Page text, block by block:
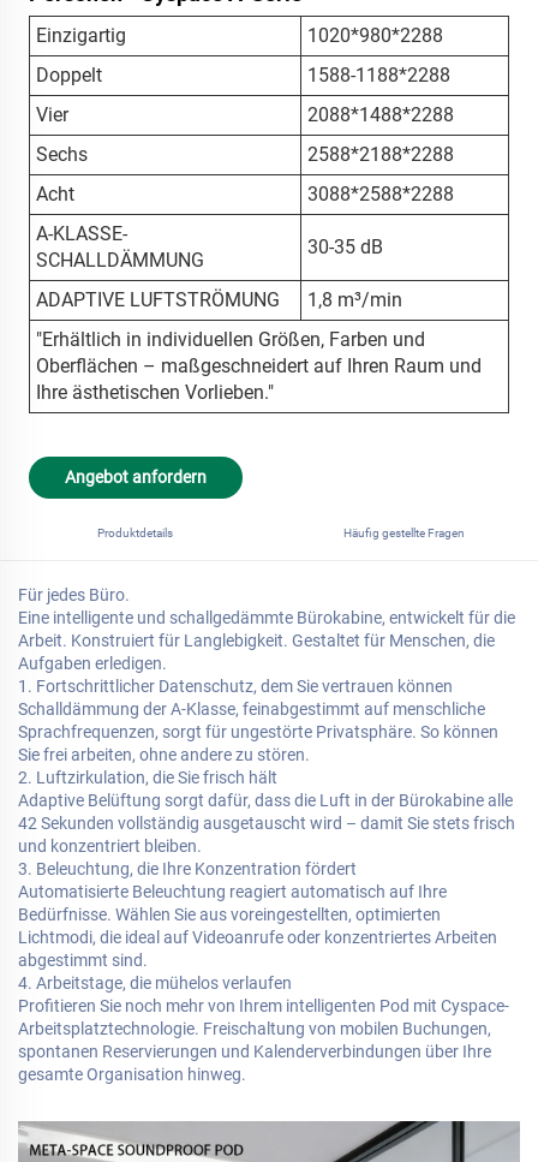
Einzigartig
1020*980*2288
Doppelt
1588-1188*2288
Vier
2088*1488*2288
Sechs
2588*2188*2288
Acht
3088*2588*2288
A-KLASSE-
SCHALLDÄMMUNG
30-35 dB
ADAPTIVE LUFTSTRÖMUNG
1,8 m³/min
"Erhältlich in individuellen Größen, Farben und
Oberflächen – maßgeschneidert auf Ihren Raum und
Ihre ästhetischen Vorlieben."
Angebot anfordern
Produktdetails Häufig gestellte Fragen
Für jedes Büro.
Eine intelligente und schallgedämmte Bürokabine, entwickelt für die
Arbeit. Konstruiert für Langlebigkeit. Gestaltet für Menschen, die
Aufgaben erledigen.
1. Fortschrittlicher Datenschutz, dem Sie vertrauen können
Schalldämmung der A-Klasse, feinabgestimmt auf menschliche
Sprachfrequenzen, sorgt für ungestörte Privatsphäre. So können
Sie frei arbeiten, ohne andere zu stören.
2. Luftzirkulation, die Sie frisch hält
Adaptive Belüftung sorgt dafür, dass die Luft in der Bürokabine alle
42 Sekunden vollständig ausgetauscht wird – damit Sie stets frisch
und konzentriert bleiben.
3. Beleuchtung, die Ihre Konzentration fördert
Automatisierte Beleuchtung reagiert automatisch auf Ihre
Bedürfnisse. Wählen Sie aus voreingestellten, optimierten
Lichtmodi, die ideal auf Videoanrufe oder konzentriertes Arbeiten
abgestimmt sind.
4. Arbeitstage, die mühelos verlaufen
Profitieren Sie noch mehr von Ihrem intelligenten Pod mit Cyspace-
Arbeitsplatztechnologie. Freischaltung von mobilen Buchungen,
spontanen Reservierungen und Kalenderverbindungen über Ihre
gesamte Organisation hinweg.